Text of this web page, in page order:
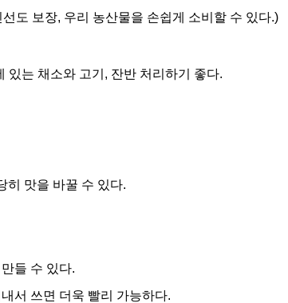
선도 보장, 우리 농산물을 손쉽게 소비할 수 있다.)
있는 채소와 고기 , 잔반 처리하기 좋다.
히 맛을 바꿀 수 있다.
들 수 있다.
서 쓰면 더욱 빨리 가능하다.